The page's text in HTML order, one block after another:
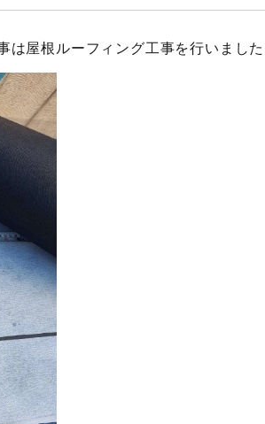
屋根ルーフィング工事を行いました